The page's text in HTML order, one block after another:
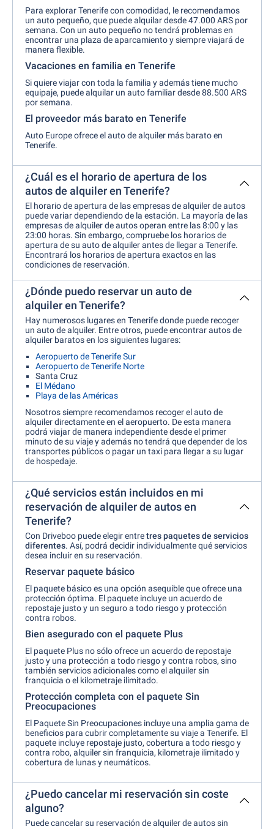
Para explorar Tenerife con comodidad, le recomendamos
un auto pequeño, que puede alquilar desde 47.000 ARS por
semana. Con un auto pequeño no tendrá problemas en
encontrar una plaza de aparcamiento y siempre viajará de
manera flexible.
Vacaciones en familia en Tenerife
Si quiere viajar con toda la familia y además tiene mucho
equipaje, puede alquilar un auto familiar desde 88.500 ARS
por semana.
El proveedor más barato en Tenerife
Auto Europe ofrece el auto de alquiler más barato en
Tenerife.
¿Cuál es el horario de apertura de los
autos de alquiler en Tenerife?
El horario de apertura de las empresas de alquiler de autos
puede variar dependiendo de la estación. La mayoría de las
empresas de alquiler de autos operan entre las 8:00 y las
23:00 horas. Sin embargo, compruebe los horarios de
apertura de su auto de alquiler antes de llegar a Tenerife.
Encontrará los horarios de apertura exactos en las
condiciones de reservación.
¿Dónde puedo reservar un auto de
alquiler en Tenerife?
Hay numerosos lugares en Tenerife donde puede recoger
un auto de alquiler. Entre otros, puede encontrar autos de
alquiler baratos en los siguientes lugares:
Aeropuerto de Tenerife Sur
Aeropuerto de Tenerife Norte
Santa Cruz
El Médano
Playa de las Américas
Nosotros siempre recomendamos recoger el auto de
alquiler directamente en el aeropuerto. De esta manera
podrá viajar de manera independiente desde el primer
minuto de su viaje y además no tendrá que depender de los
transportes públicos o pagar un taxi para llegar a su lugar
de hospedaje.
¿Qué servicios están incluidos en mi
reservación de alquiler de autos en
Tenerife?
Con Driveboo puede elegir entretres paquetes de servicios
diferentes. Así, podrá decidir individualmente qué servicios
desea incluir en su reservación.
Reservar paquete básico
El paquete básico es una opción asequible que ofrece una
protección óptima. El paquete incluye un acuerdo de
repostaje justo y un seguro a todo riesgo y protección
contra robos.
Bien asegurado con el paquete Plus
El paquete Plus no sólo ofrece un acuerdo de repostaje
justo y una protección a todo riesgo y contra robos, sino
también servicios adicionales como el alquiler sin
franquicia o el kilometraje ilimitado.
Protección completa con el paquete Sin
Preocupaciones
El Paquete Sin Preocupaciones incluye una amplia gama de
beneficios para cubrir completamente su viaje a Tenerife. El
paquete incluye repostaje justo, cobertura a todo riesgo y
contra robo, alquiler sin franquicia, kilometraje ilimitado y
cobertura de lunas y neumáticos.
¿Puedo cancelar mi reservación sin coste
alguno?
Puede cancelar su reservación de alquiler de autos sin